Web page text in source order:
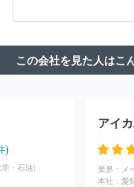
日本カーバイ
スメテックスローランド
友化学株式会社
信越
式会社ＡＤＥＫＡ
Ｊ
ＥＮＥ
日本曹達株式
エヌ・イーケ
イオン株式会社
出光
この会社を見た人はこ
)
・石油)
アイ
業界： メ
本社： 愛